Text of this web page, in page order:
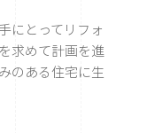
にとってリフォ
求めて計画を進
のある住宅に生